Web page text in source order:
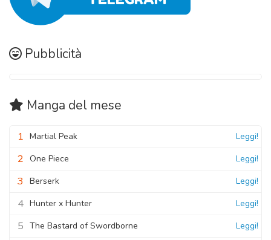
Pubblicità
Manga del mese
1 Martial Peak Leggi!
2 One Piece Leggi!
3 Berserk Leggi!
4 Hunter x Hunter Leggi!
5 The Bastard of Swordborne Leggi!